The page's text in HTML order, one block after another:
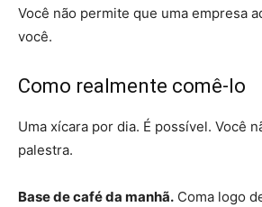
Você não permite que uma empresa
você.
Como realmente comê-lo
Uma xícara por dia. É possível. Você
palestra.
Base de café da manhã. Coma logo